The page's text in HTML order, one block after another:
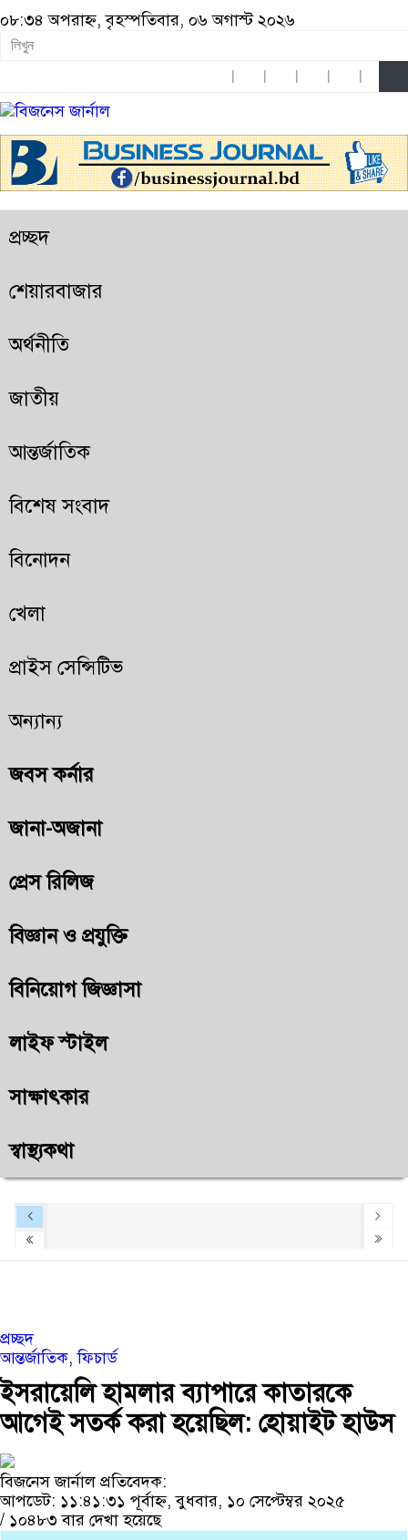
০৮:৩৪ অপরাহ্ন, বৃহস্পতিবার, ০৬ অগাস্ট ২০২৬
প্রচ্ছদ
শেয়ারবাজার
অর্থনীতি
জাতীয়
আন্তর্জাতিক
বিশেষ সংবাদ
বিনোদন
খেলা
প্রাইস সেন্সিটিভ
অন্যান্য
জবস কর্নার
জানা-অজানা
প্রেস রিলিজ
বিজ্ঞান ও প্রযুক্তি
বিনিয়োগ জিজ্ঞাসা
লাইফ স্টাইল
সাক্ষাৎকার
স্বাস্থ্যকথা
প্রচ্ছদ
আন্তর্জাতিক,ফিচার্ড
ইসরায়েলি হামলার ব্যাপারে কাতারকে
আগেই সতর্ক করা হয়েছিল: হোয়াইট হাউস
বিজনেস জার্নাল প্রতিবেদক:
আপডেট: ১১:৪১:৩১ পূর্বাহ্ন, বুধবার, ১০ সেপ্টেম্বর ২০২৫
/ ১০৪৮৩ বার দেখা হয়েছে